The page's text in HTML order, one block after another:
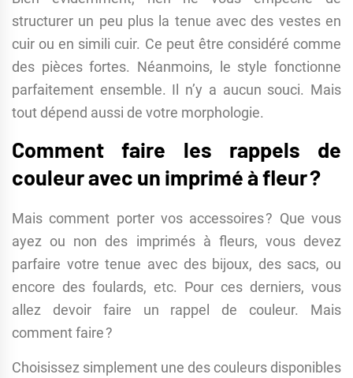
structurer un peu plus la tenue avec des vestes en
cuir ou en simili cuir. Ce peut être considéré comme
des pièces fortes. Néanmoins, le style fonctionne
parfaitement ensemble. Il n’y a aucun souci. Mais
tout dépend aussi de votre morphologie.
Comment faire les rappels de
couleur avec un imprimé à fleur ?
Mais comment porter vos accessoires ? Que vous
ayez ou non des imprimés à fleurs, vous devez
parfaire votre tenue avec des bijoux, des sacs, ou
encore des foulards, etc. Pour ces derniers, vous
allez devoir faire un rappel de couleur. Mais
comment faire ?
Choisissez simplement une des couleurs disponibles